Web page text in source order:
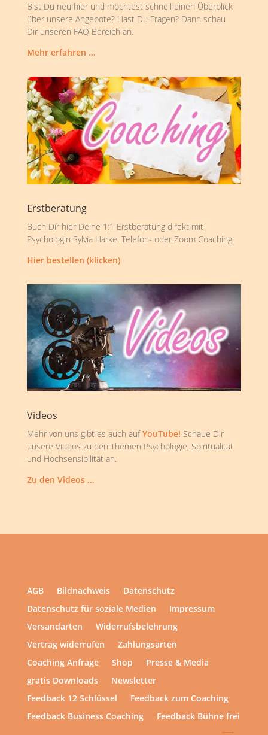
Bist Du neu hier und möchtest schnell einen Überblick
über unsere Angebote? Hast Du Fragen? Dann schau
Dir unseren FAQ Bereich an.
Mehr erfahren …
Erstberatung
Buch Dir hier Deine 1:1 Erstberatung direkt mit
Psychologin Sylvia Harke. Telefon- oder Zoom Coaching.
Hier bestellen (klicken)
Videos
Mehr von uns gibt es auch aufYouTube! Schaue Dir
unsere Videos zu den Themen Psychologie, Spiritualität
und Hochsensibilität an.
Zu den Videos …
AGB Bildnachweis
Datenschutz
Datenschutz für soziale Medien
Impressum
Versandarten
Widerrufsbelehrung
Vertrag widerrufen
Zahlungsarten
Coaching Anfrage
Shop
Presse & Media
gratis Downloads
Newsletter
Feedback 12 Schlüssel
Feedback zum Coaching
Feedback Business Coaching
Feedback Bühne frei